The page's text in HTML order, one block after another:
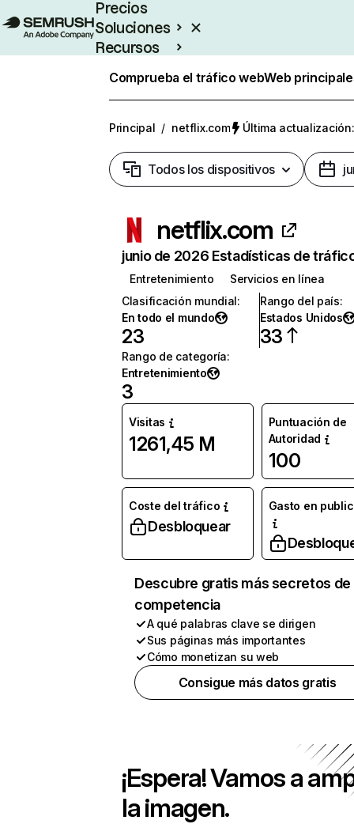
Precios
Soluciones
Recursos
Comprueba el tráfico webWeb
Principal / netflix.com Última
Todos los dispositivos
netflix.com
junio de 2026 Estadísticas de
Entretenimiento
Servicios en línea
Clasificación mundial:
En todo el mundo
23
Rango del país:
Estados Unidos
33
Rango de categoría:
Entretenimiento
3
Visitas
1261,45 M
Puntuación de
Autoridad
100
Coste del tráfico
Desbloquear
Gasto en
Descubre gratis más secretos de
competencia
A qué palabras clave se dirigen
Sus páginas más importantes
Cómo monetizan su web
Consigue más datos gratis
¡Espera! Vamos a
la imagen.